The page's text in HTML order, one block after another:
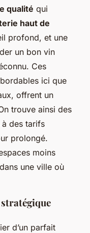
qualité qui
haut de
profond, et une
un bon vin
Ces
ici que
offrent un
trouve ainsi des
des tarifs
prolongé.
moins
une ville où
d’un parfait